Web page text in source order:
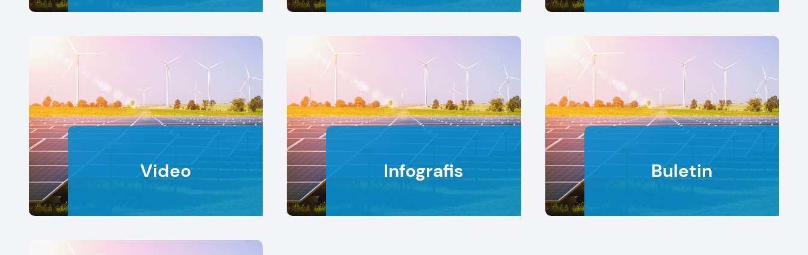
Video Infografis Buletin